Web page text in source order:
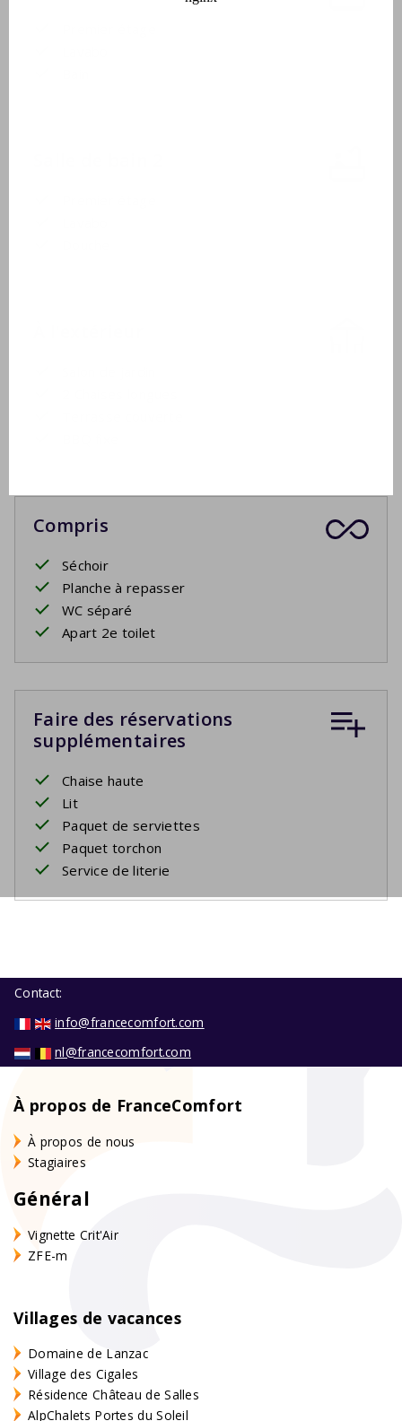
Compris
Séchoir
Planche à repasser
WC séparé
Apart 2e toilet
Faire des réservations
supplémentaires
Chaise haute
Lit
Paquet de serviettes
Paquet torchon
Service de literie
Contact:
info@francecomfort.com
nl@francecomfort.com
À propos de FranceComfort
À propos de nous
Stagiaires
Général
Vignette Crit'Air
ZFE-m
Villages de vacances
Domaine de Lanzac
Village des Cigales
Résidence Château de Salles
AlpChalets Portes du Soleil